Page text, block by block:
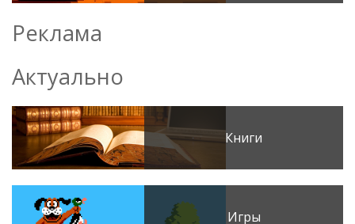
Реклама
Актуально
Книги
Игры